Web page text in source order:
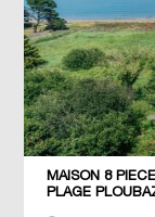
MAISON 8
PLAGE